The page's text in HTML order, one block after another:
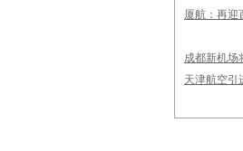
厦航：再迎
成都新机场
天津航空引